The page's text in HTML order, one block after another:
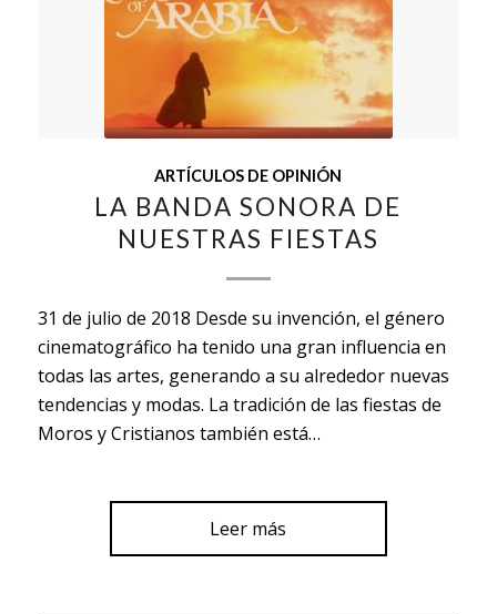
ARTÍCULOS DE OPINIÓN
LA BANDA SONORA DE
NUESTRAS FIESTAS
31 de julio de 2018 Desde su invención, el género
cinematográfico ha tenido una gran influencia en
todas las artes, generando a su alrededor nuevas
tendencias y modas. La tradición de las fiestas de
Moros y Cristianos también está…
Leer más